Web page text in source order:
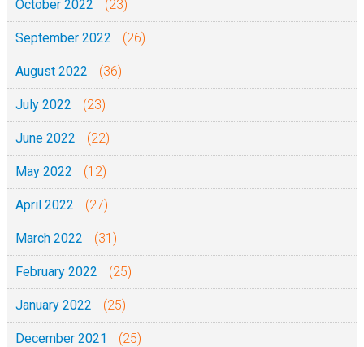
October 2022 (23)
September 2022 (26)
August 2022 (36)
July 2022 (23)
June 2022 (22)
May 2022 (12)
April 2022 (27)
March 2022 (31)
February 2022 (25)
January 2022 (25)
December 2021 (25)